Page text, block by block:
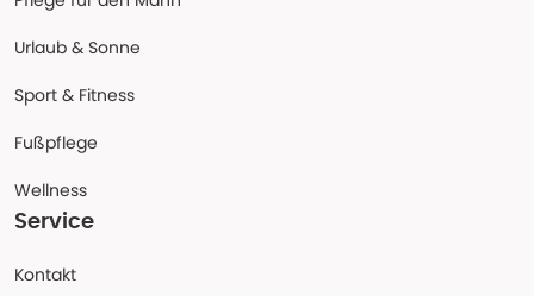
Urlaub & Sonne
Sport & Fitness
Fußpflege
Wellness
Service
Kontakt